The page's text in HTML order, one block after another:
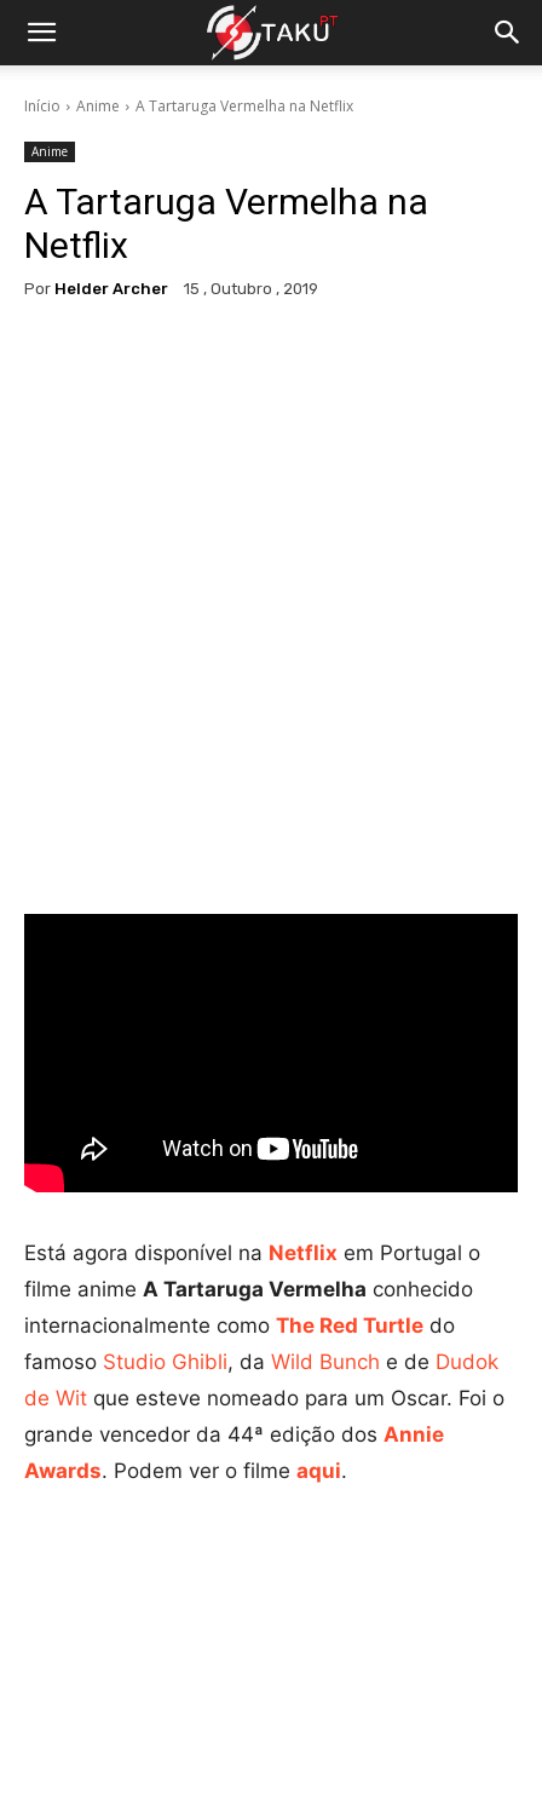
Início Anime A Tartaruga Vermelha na Netflix
Anime
A Tartaruga Vermelha na
Netflix
Por Helder Archer 15 , Outubro , 2019
Está agora disponível na Netflix em Portugal o
filme anime A Tartaruga Vermelha conhecido
internacionalmente como The Red Turtle do
famoso Studio Ghibli, da Wild Bunch e de Dudok
de Wit que esteve nomeado para um Oscar. Foi o
grande vencedor da 44ª edição dos Annie
Awards. Podem ver o filme aqui.